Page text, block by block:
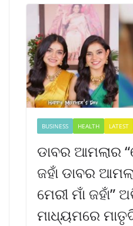
BUSINESS HEALTH LATEST
ଡାବର ଆମଲାର
ଜହାଁ ଡାବର
ମେରୀ ମାଁ ଜହାଁ”
ମାଧ୍ୟମରେ